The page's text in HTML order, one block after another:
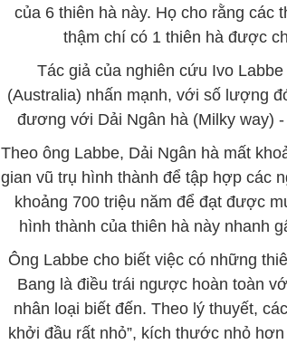
của 6 thiên hà này. Họ cho rằng các
thậm chí có 1 thiên hà được
Tác giả của nghiên cứu Ivo
(Australia) nhấn mạnh, với số lượng
đương với Dải Ngân hà (Milky way)
Theo ông Labbe, Dải Ngân hà mất
gian vũ trụ hình thành để tập hợp các
khoảng 700 triệu năm để đạt được
hình thành của thiên hà này nhanh
Ông Labbe cho biết việc có những
Bang là điều trái ngược hoàn toàn
nhân loại biết đến. Theo lý thuyết,
khởi đầu rất nhỏ”, kích thước nhỏ